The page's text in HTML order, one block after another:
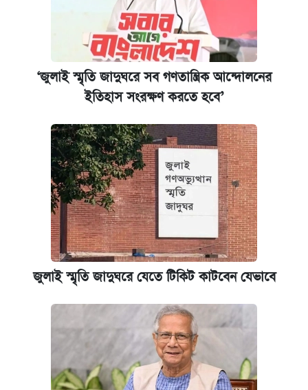
‘জুলাই স্মৃতি জাদুঘরে সব গণতান্ত্রিক আন্দোলনের
ইতিহাস সংরক্ষণ করতে হবে’
জুলাই স্মৃতি জাদুঘরে যেতে টিকিট কাটবেন যেভাবে